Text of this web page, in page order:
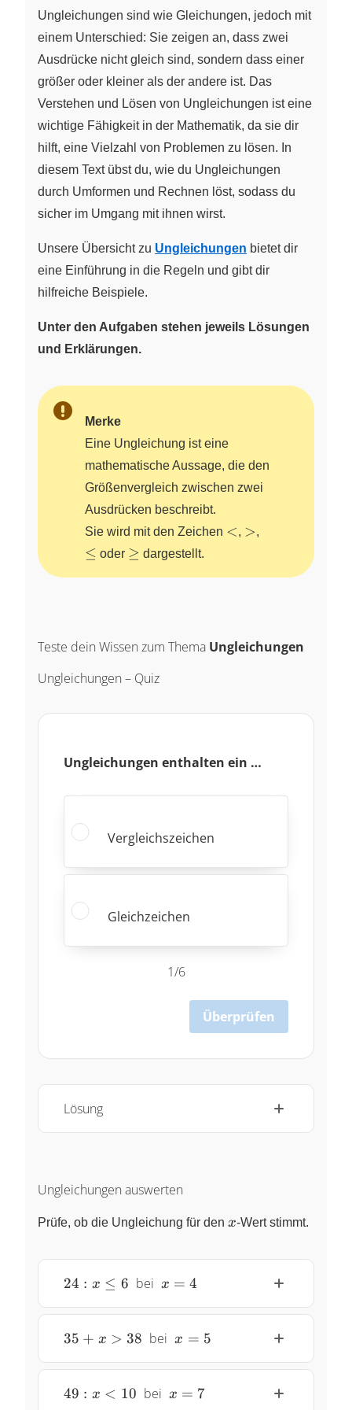
Ungleichungen sind wie Gleichungen, jedoch mit
einem Unterschied: Sie zeigen an, dass zwei
Ausdrücke nicht gleich sind, sondern dass einer
größer oder kleiner als der andere ist. Das
Verstehen und Lösen von Ungleichungen ist eine
wichtige Fähigkeit in der Mathematik, da sie dir
hilft, eine Vielzahl von Problemen zu lösen. In
diesem Text übst du, wie du Ungleichungen
durch Umformen und Rechnen löst, sodass du
sicher im Umgang mit ihnen wirst.
Unsere Übersicht zu Ungleichungen bietet dir
eine Einführung in die Regeln und gibt dir
hilfreiche Beispiele.
Unter den Aufgaben stehen jeweils Lösungen
und Erklärungen.
Merke
Eine Ungleichung ist eine
mathematische Aussage, die den
Größenvergleich zwischen zwei
Ausdrücken beschreibt.
Sie wird mit den Zeichen <
<, >
>,
≤ oder \geq
≥ dargestellt.
Teste dein Wissen zum Thema Ungleichungen
Ungleichungen – Quiz
Ungleichungen enthalten ein …
Vergleichszeichen
Gleichzeichen
1/6
Überprüfen
Lösung
Ungleichungen auswerten
Prüfe, ob die Ungleichung für den x
x-Wert stimmt.
24 :
\leq
6~
24 : x ≤ 6 bei ~x
4
x = 4
35
>
38~
35 + x > 38 bei ~x
5
x = 5
49 :
49 : x < 10 bei ~x
x = 7